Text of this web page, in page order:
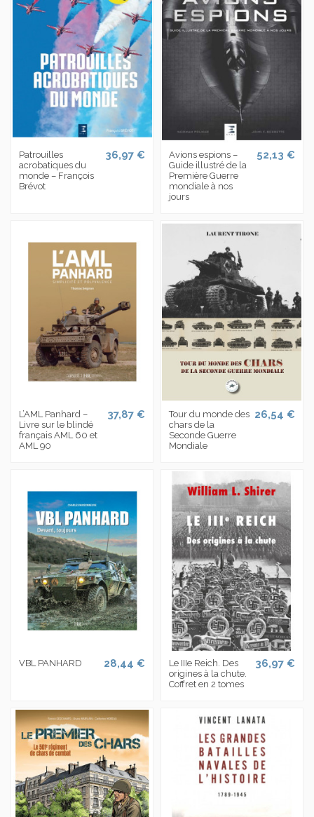
Patrouilles
acrobatiques du
monde – François
Brévot
36,97 €
Avions espions –
Guide illustré de la
Première Guerre
mondiale à nos
jours
52,13 €
L’AML Panhard –
Livre sur le blindé
français AML 60 et
AML 90
37,87 €
Tour du monde des
chars de la
Seconde Guerre
Mondiale
26,54 €
VBL PANHARD 28,44 €
Le IIIe Reich. Des
origines à la chute.
Coffret en 2 tomes
36,97 €